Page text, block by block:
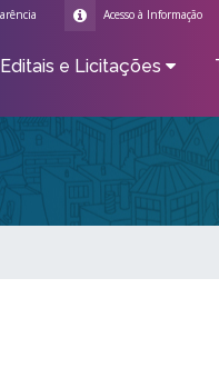
Acesso à Informação
Editais e Licitações